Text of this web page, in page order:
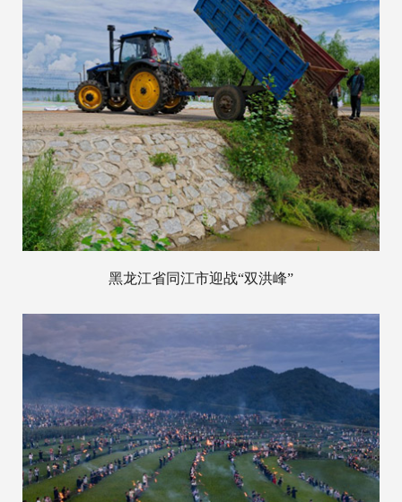
黑龙江省同江市迎战“双洪峰”